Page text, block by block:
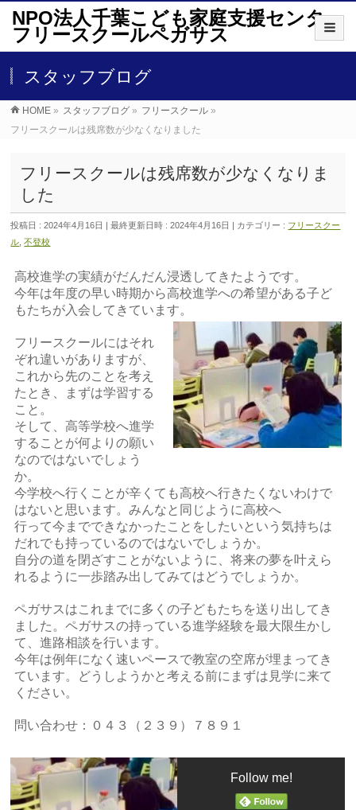
NPO法人千葉こども家庭支援センター
フリースクールペガサス
スタッフブログ
HOME » スタッフブログ » フリースクール »
フリースクールは残席数が少なくなりました
フリースクールは残席数が少なくなりま
した
投稿日 : 2024年4月16日 最終更新日時 : 2024年4月16日 カテゴリー : フリースクー
ル ,不登校
高校進学の実績がだんだん浸透してきたようです。
今年は年度の早い時期から高校進学への希望がある子ど
もたちが入会してきています。
フリースクールにはそれ
ぞれ違いがありますが、
これから先のことを考え
たとき、まずは学習する
こと。
そして、高等学校へ進学
することが何よりの願い
なのではないでしょう
か。
今学校へ行くことが辛くても高校へ行きたくないわけで
はないと思います。みんなと同じように高校へ
行って今までできなかったことをしたいという気持ちは
だれでも持っているのではないでしょうか。
自分の道を閉ざすことがないように、将来の夢を叶えら
れるように一歩踏み出してみてはどうでしょうか。
ペガサスはこれまでに多くの子どもたちを送り出してき
ました。ペガサスの持っている進学経験を最大限生かし
て、進路相談を行います。
今年は例年になく速いペースで教室の空席が埋まってき
ています。どうしようかと考える前にまずは見学に来て
ください。
問い合わせ：０４３（２３９）７８９１
Follow me!